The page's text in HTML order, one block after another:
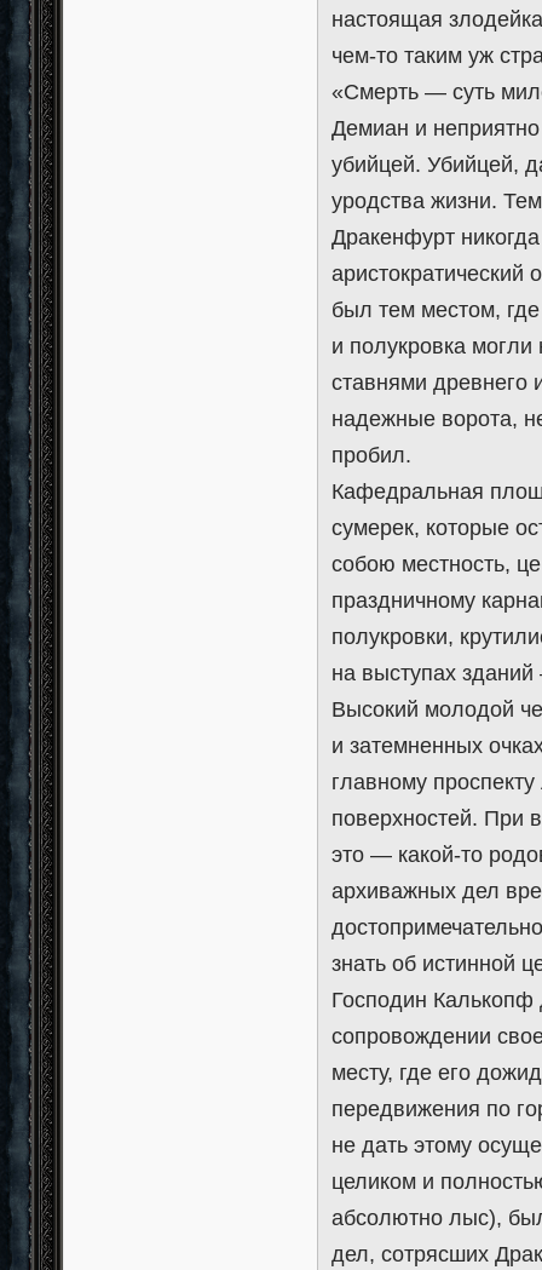
настоящая
чем-то таким уж
«Смерть — суть
Демиан и
убийцей. Убийцей,
уродства жизни.
Дракенфурт
был тем местом,
и полукровка
ставнями
надежные ворота,
пробил.
Кафедральная
сумерек, которые
собою местность,
праздничному
полукровки,
на выступах
Высокий молодой
и затемненных
главному
поверхностей. При
это — какой-то
архиважных дел
знать об истинной
Господин Калькопф
сопровождении
месту, где его
передвижения по
не дать этому
целиком и
абсолютно лыс),
дел, сотрясших